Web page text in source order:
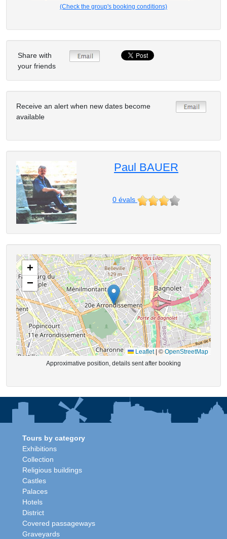
(Check the group's booking conditions)
Share with
your friends
Receive an alert when new dates become
available
Paul BAUER
0évals
+
−
Leaflet ©OpenStreetMap
Approximative position, details sent after booking
Tours by category
Exhibitions
Collection
Religious buildings
Castles
Palaces
Hotels
District
Covered passageways
Graveyards